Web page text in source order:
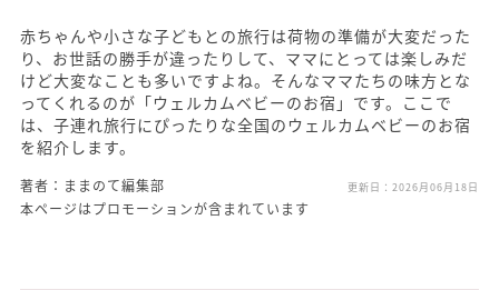
赤ちゃんや小さな子どもとの旅行は荷物の準備が大変だった
り、お世話の勝手が違ったりして、ママにとっては楽しみだ
けど大変なことも多いですよね。そんなママたちの味方とな
ってくれるのが「ウェルカムベビーのお宿」です。ここで
は、子連れ旅行にぴったりな全国のウェルカムベビーのお宿
を紹介します。
著者：ままのて編集部 更新日： 2026月06月18日
本ページはプロモーションが含まれています